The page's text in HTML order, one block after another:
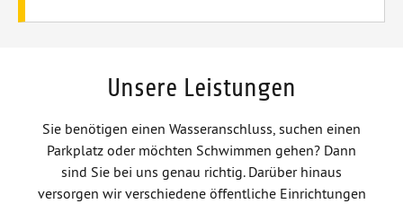
Unsere Leistungen
Sie benötigen einen Wasseranschluss, suchen einen
Parkplatz oder möchten Schwimmen gehen? Dann
sind Sie bei uns genau richtig. Darüber hinaus
versorgen wir verschiedene öffentliche Einrichtungen